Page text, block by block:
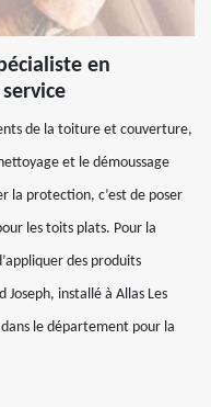
en
de la toiture et couverture,
et le démoussage
la protection, c’est de poser
les toits plats. Pour la
des produits
installé à Allas Les
le département pour la